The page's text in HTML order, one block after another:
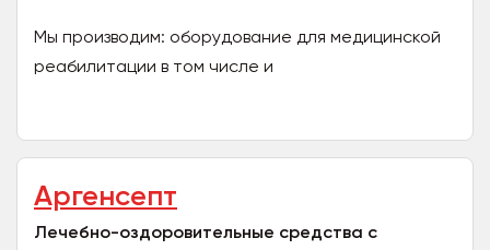
Мы производим: оборудование для медицинской
реабилитации в том числе и
Аргенсепт
Лечебно-оздоровительные средства с